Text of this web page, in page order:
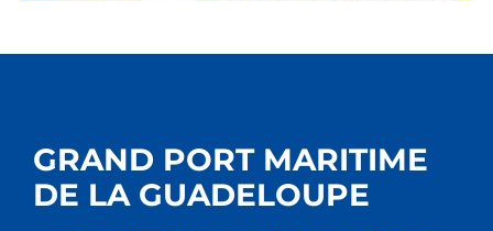
GRAND PORT MARITIME
DE LA GUADELOUPE